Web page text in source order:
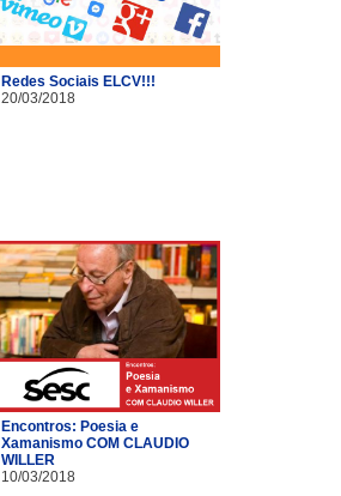
Redes Sociais ELCV!!!
20/03/2018
Encontros: Poesia e
Xamanismo COM CLAUDIO
WILLER
10/03/2018